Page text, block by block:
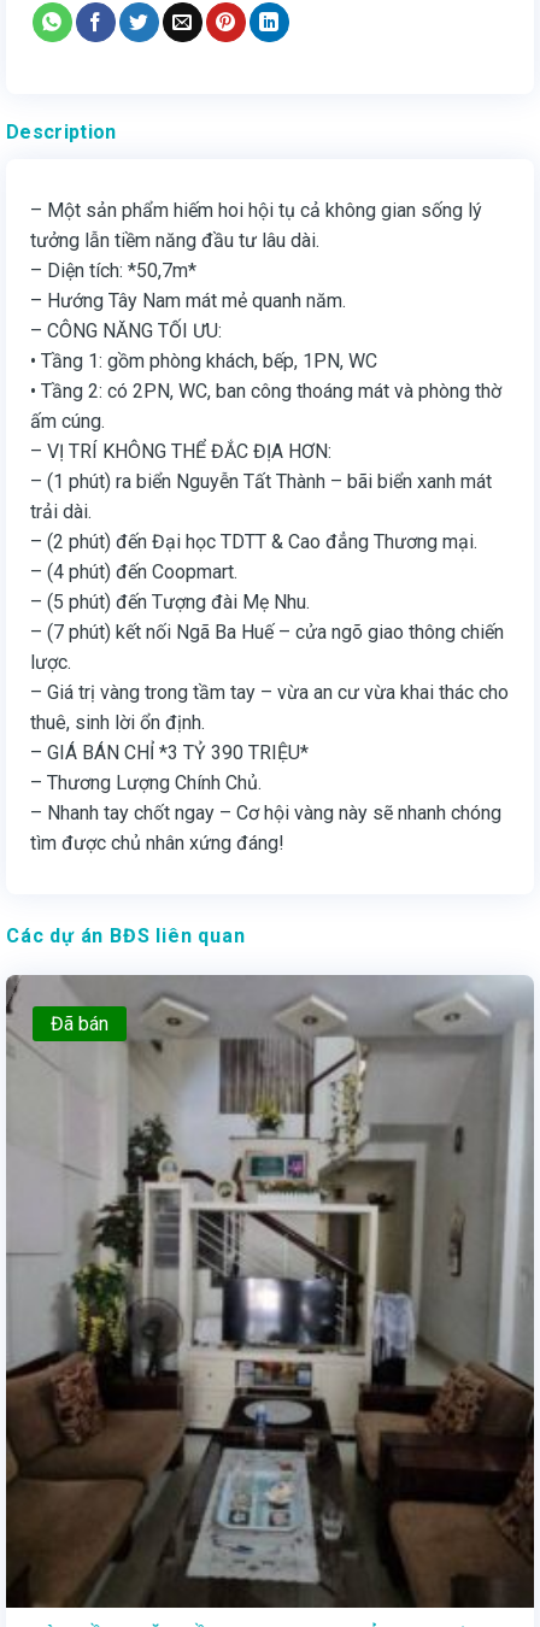
Description
– Một sản phẩm hiếm hoi hội tụ cả không gian sống lý
tưởng lẫn tiềm năng đầu tư lâu dài.
– Diện tích: *50,7m*
– Hướng Tây Nam mát mẻ quanh năm.
– CÔNG NĂNG TỐI ƯU:
• Tầng 1: gồm phòng khách, bếp, 1PN, WC
• Tầng 2: có 2PN, WC, ban công thoáng mát và phòng thờ
ấm cúng.
– VỊ TRÍ KHÔNG THỂ ĐẮC ĐỊA HƠN:
– (1 phút) ra biển Nguyễn Tất Thành – bãi biển xanh mát
trải dài.
– (2 phút) đến Đại học TDTT & Cao đẳng Thương mại.
– (4 phút) đến Coopmart.
– (5 phút) đến Tượng đài Mẹ Nhu.
– (7 phút) kết nối Ngã Ba Huế – cửa ngõ giao thông chiến
lược.
– Giá trị vàng trong tầm tay – vừa an cư vừa khai thác cho
thuê, sinh lời ổn định.
– GIÁ BÁN CHỈ *3 TỶ 390 TRIỆU*
– Thương Lượng Chính Chủ.
– Nhanh tay chốt ngay – Cơ hội vàng này sẽ nhanh chóng
tìm được chủ nhân xứng đáng!
Các dự án BĐS liên quan
Đã bán